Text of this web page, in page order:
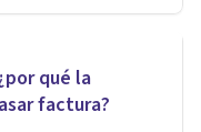
qué la
factura?